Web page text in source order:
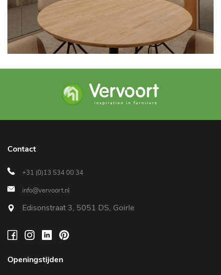
Contact
+31 (0)13 534 00 34
info@vervoort.nl
Edisonstraat 3, 5051 DS, Goirle
Openingstijden